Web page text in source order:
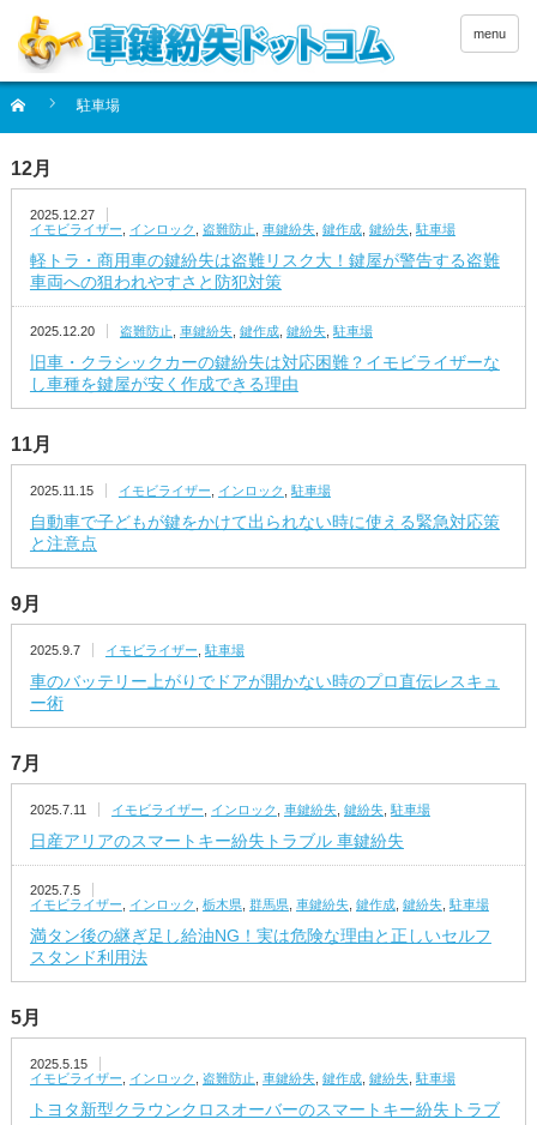
menu
駐車場
12月
2025.12.27
イモビライザー
インロック 盗難防止 車鍵紛失, 鍵作成, 鍵紛失, 駐車場
軽トラ・商用車の鍵紛失は盗難リスク大！鍵屋が警告する盗難
車両への狙われやすさと防犯対策
2025.12.20 盗難防止 車鍵紛失, 鍵作成, 鍵紛失, 駐車場
旧車・クラシックカーの鍵紛失は対応困難？イモビライザーな
し車種を鍵屋が安く作成できる理由
11月
2025.11.15 イモビライザー インロック 駐車場
自動車で子どもが鍵をかけて出られない時に使える緊急対応策
と注意点
9月
2025.9.7 イモビライザー 駐車場
車のバッテリー上がりでドアが開かない時のプロ直伝レスキュ
ー術
7月
2025.7.11 イモビライザー インロック 車鍵紛失, 鍵紛失, 駐車場
日産アリアのスマートキー紛失トラブル 車鍵紛失
2025.7.5
イモビライザー
インロック 栃木県, 群馬県, 車鍵紛失, 鍵作成, 鍵紛失, 駐車場
満タン後の継ぎ足し給油NG！実は危険な理由と正しいセルフ
スタンド利用法
5月
2025.5.15
イモビライザー
インロック 盗難防止 車鍵紛失, 鍵作成, 鍵紛失, 駐車場
トヨタ新型クラウンクロスオーバーのスマートキー紛失トラブ